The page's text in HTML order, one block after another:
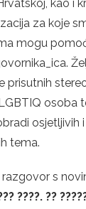
kao i
za koje
mogu
prisutnih
osoba
osjetljivih
tema.
razgovor s
????. ??